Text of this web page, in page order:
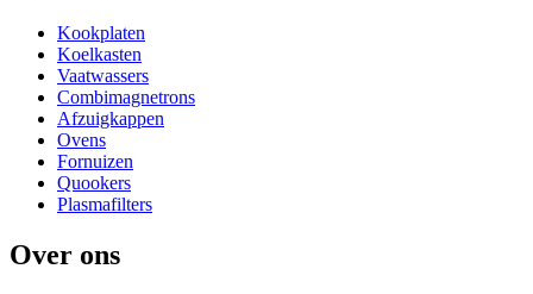
Kookplaten
Koelkasten
Vaatwassers
Combimagnetrons
Afzuigkappen
Ovens
Fornuizen
Quookers
Plasmafilters
Over ons